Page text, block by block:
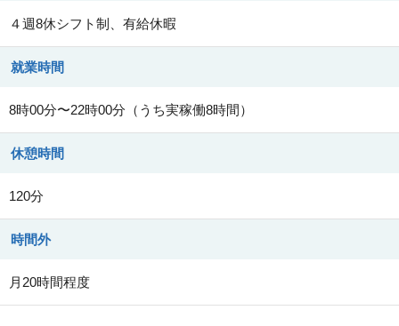
４週8休シフト制、有給休暇
就業時間
8時00分〜22時00分（うち実稼働8時間）
休憩時間
120分
時間外
月20時間程度